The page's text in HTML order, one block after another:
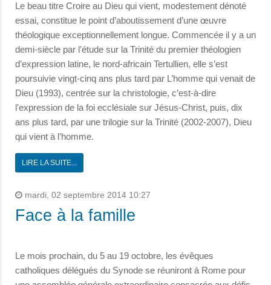
Le beau titre Croire au Dieu qui vient, modestement dénoté
essai, constitue le point d’aboutissement d’une œuvre
théologique exceptionnellement longue. Commencée il y a un
demi-siècle par l’étude sur la Trinité du premier théologien
d’expression latine, le nord-africain Tertullien, elle s’est
poursuivie vingt-cinq ans plus tard par L’homme qui venait de
Dieu (1993), centrée sur la christologie, c’est-à-dire
l’expression de la foi ecclésiale sur Jésus-Christ, puis, dix
ans plus tard, par une trilogie sur la Trinité (2002-2007), Dieu
qui vient à l’homme.
LIRE LA SUITE...
mardi, 02 septembre 2014 10:27
Face à la famille
Le mois prochain, du 5 au 19 octobre, les évêques
catholiques délégués du Synode se réuniront à Rome pour